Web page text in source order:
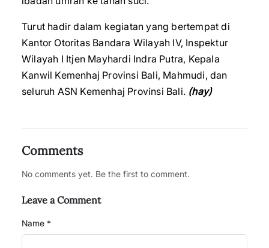
Turut hadir dalam kegiatan yang bertempat di
Kantor Otoritas Bandara Wilayah IV, Inspektur
Wilayah I Itjen Mayhardi Indra Putra, Kepala
Kanwil Kemenhaj Provinsi Bali, Mahmudi, dan
seluruh ASN Kemenhaj Provinsi Bali. (hay)
Comments
No comments yet. Be the first to comment.
Leave a Comment
Name *